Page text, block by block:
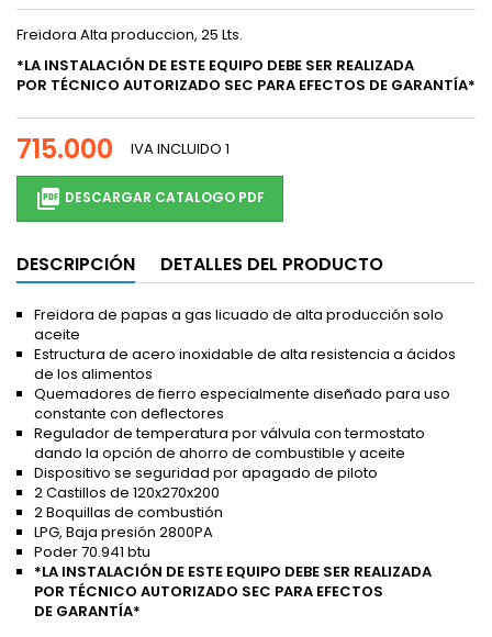
Freidora Alta produccion, 25 Lts.
*LA INSTALACIÓN DE ESTE EQUIPO DEBE SER REALIZADA
POR TÉCNICO AUTORIZADO SEC PARA EFECTOS DE GARANTÍA*
715.000 IVA INCLUIDO 1
 DESCARGAR CATALOGO PDF
DESCRIPCIÓN DETALLES DEL PRODUCTO
Freidora de papas a gas licuado de alta producción solo
aceite
Estructura de acero inoxidable de alta resistencia a ácidos
de los alimentos
Quemadores de fierro especialmente diseñado para uso
constante con deflectores
Regulador de temperatura por válvula con termostato
dando la opción de ahorro de combustible y aceite
Dispositivo se seguridad por apagado de piloto
2 Castillos de 120x270x200
2 Boquillas de combustión
LPG, Baja presión 2800PA
Poder 70.941 btu
*LA INSTALACIÓN DE ESTE EQUIPO DEBE SER REALIZADA
POR TÉCNICO AUTORIZADO SEC PARA EFECTOS
DE GARANTÍA*